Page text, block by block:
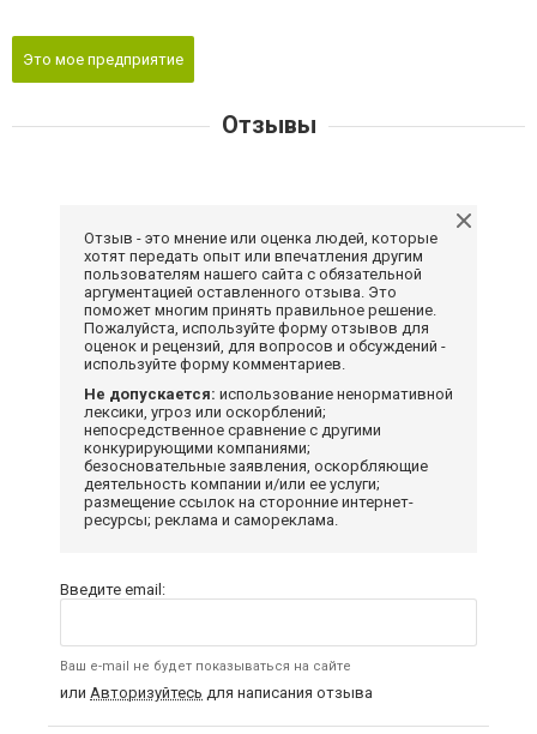
Это мое предприятие
Отзывы
Отзыв - это мнение или оценка людей, которые
хотят передать опыт или впечатления другим
пользователям нашего сайта с обязательной
аргументацией оставленного отзыва. Это
поможет многим принять правильное решение.
Пожалуйста, используйте форму отзывов для
оценок и рецензий, для вопросов и обсуждений -
используйте форму комментариев.
Не допускается: использование ненормативной
лексики, угроз или оскорблений;
непосредственное сравнение с другими
конкурирующими компаниями;
безосновательные заявления, оскорбляющие
деятельность компании и/или ее услуги;
размещение ссылок на сторонние интернет-
ресурсы; реклама и самореклама.
Введите email:
Ваш e-mail не будет показываться на сайте
или Авторизуйтесь для написания отзыва